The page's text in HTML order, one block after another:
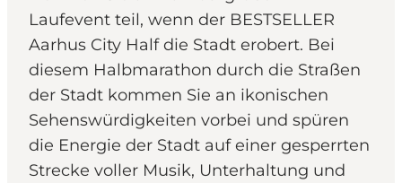
Laufevent teil, wenn der BESTSELLER
Aarhus City Half die Stadt erobert. Bei
diesem Halbmarathon durch die Straßen
der Stadt kommen Sie an ikonischen
Sehenswürdigkeiten vorbei und spüren
die Energie der Stadt auf einer gesperrten
Strecke voller Musik, Unterhaltung und